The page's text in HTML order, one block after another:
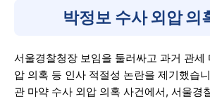
박정보 수사 외압 의
서울경찰청장 보임을 둘러싸고 과거 관세
압 의혹 등 인사 적절성 논란을 제기했습
관 마약 수사 외압 의혹 사건에서, 서울경